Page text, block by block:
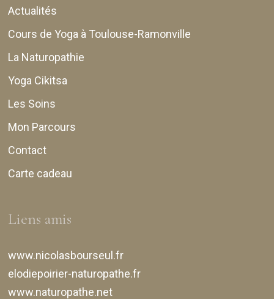
Actualités
Cours de Yoga à Toulouse-Ramonville
La Naturopathie
Yoga Cikitsa
Les Soins
Mon Parcours
Contact
Carte cadeau
Liens amis
www.nicolasbourseul.fr
elodiepoirier-naturopathe.fr
www.naturopathe.net